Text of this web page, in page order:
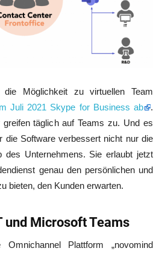
die Möglichkeit zu virtuellen Team
Juli 2021 Skype for Business ab
.
täglich auf Teams zu. Und es
Software verbessert nicht nur die
des Unternehmens. Sie erlaubt jetzt
genau den persönlichen und
bieten, den Kunden erwarten.
und Microsoft Teams
Plattform „novomind